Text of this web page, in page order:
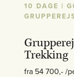
10 DAGE |
Trekking
fra 54 700,- /